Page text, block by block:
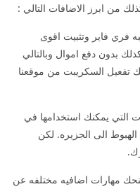
من ابرز الاضافات التالي :
فري فاير وتثبيت اقوى
بدون دفع اموال وبالتالي
تفعيل السكريبت من موقعنا
التي يمكنك استخدامها في
الى الجزيره. لكن
مهارات اضافيه مختلفه عن